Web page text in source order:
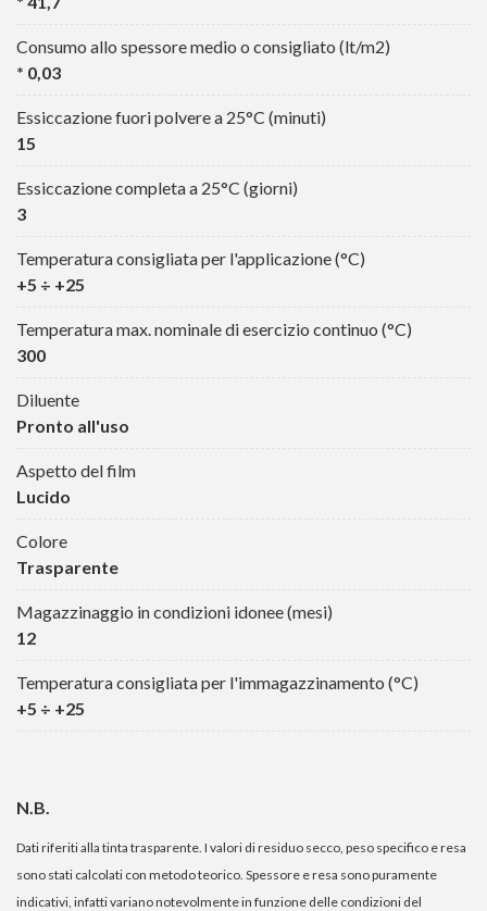
Consumo allo spessore medio o consigliato (lt/m2)
* 0,03
Essiccazione fuori polvere a 25°C (minuti)
15
Essiccazione completa a 25°C (giorni)
3
Temperatura consigliata per l'applicazione (°C)
+5 ÷ +25
Temperatura max. nominale di esercizio continuo (°C)
300
Diluente
Pronto all'uso
Aspetto del film
Lucido
Colore
Trasparente
Magazzinaggio in condizioni idonee (mesi)
12
Temperatura consigliata per l'immagazzinamento (°C)
+5 ÷ +25
N.B.
Dati riferiti alla tinta trasparente. I valori di residuo secco, peso specifico e resa
sono stati calcolati con metodo teorico. Spessore e resa sono puramente
indicativi, infatti variano notevolmente in funzione delle condizioni del